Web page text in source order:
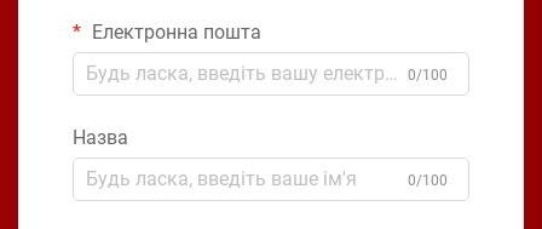
Електронна пошта
0/100
Назва
0/100